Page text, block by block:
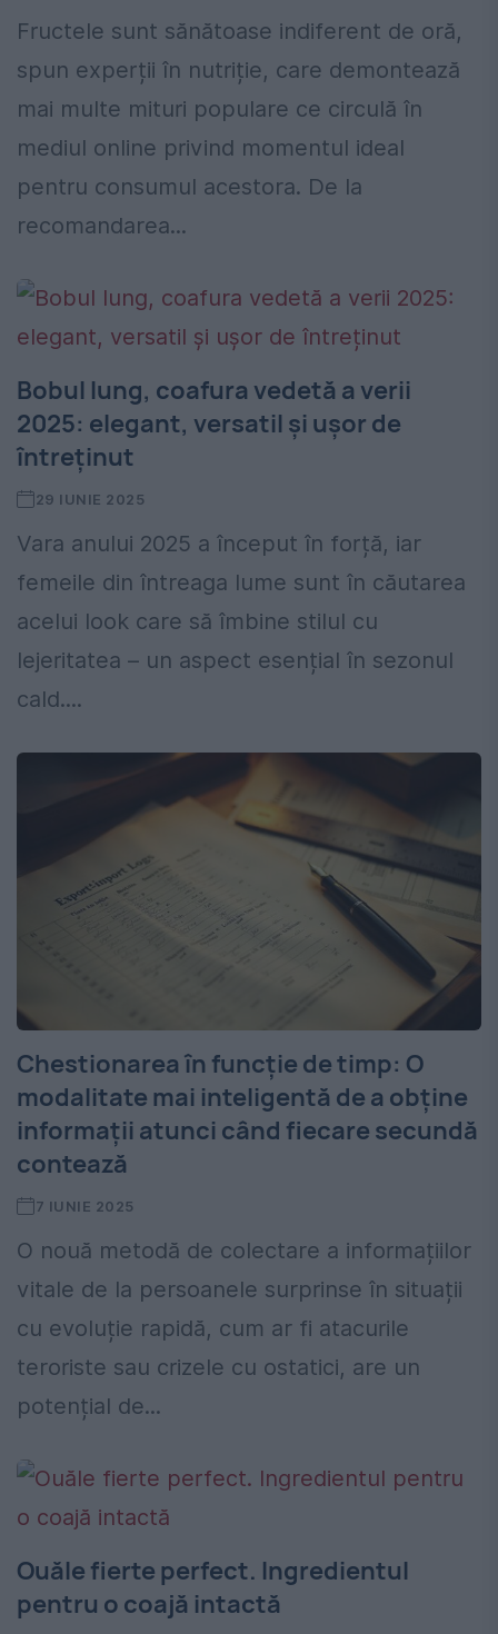
Fructele sunt sănătoase indiferent de oră,
spun experții în nutriție, care demontează
mai multe mituri populare ce circulă în
mediul online privind momentul ideal
pentru consumul acestora. De la
recomandarea...
Bobul lung, coafura vedetă a verii
2025: elegant, versatil și ușor de
întreținut
29 IUNIE 2025
Vara anului 2025 a început în forță, iar
femeile din întreaga lume sunt în căutarea
acelui look care să îmbine stilul cu
lejeritatea – un aspect esențial în sezonul
cald....
Chestionarea în funcție de timp: O
modalitate mai inteligentă de a obține
informații atunci când fiecare secundă
contează
7 IUNIE 2025
O nouă metodă de colectare a informațiilor
vitale de la persoanele surprinse în situații
cu evoluție rapidă, cum ar fi atacurile
teroriste sau crizele cu ostatici, are un
potențial de...
Ouăle fierte perfect. Ingredientul
pentru o coajă intactă